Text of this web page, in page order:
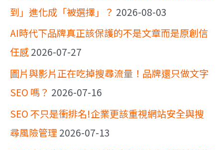
到」進化成「被選擇」？ 2026-08-03
AI時代下品牌真正該保護的不是文章而是原創信
任感2026-07-27
圖片與影片正在吃掉搜尋流量！品牌還只做文字
SEO 嗎？ 2026-07-16
SEO 不只是衝排名!企業更該重視網站安全與搜
尋風險管理 2026-07-13